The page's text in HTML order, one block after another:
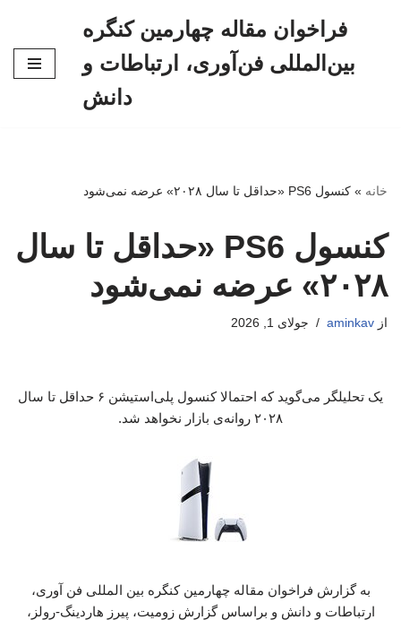
فراخوان مقاله چهارمین کنگره
بین‌المللی فن‌آوری، ارتباطات و
دانش
خانه » کنسول PS6 «حداقل تا سال ۲۰۲۸» عرضه نمی‌شود
کنسول PS6 «حداقل تا سال
۲۰۲۸» عرضه نمی‌شود
از aminkav جولای 1, 2026
یک تحلیلگر می‌گوید که احتمالا کنسول پلی‌استیشن ۶ حداقل تا سال
۲۰۲۸ روانه‌ی بازار نخواهد شد.
به گزارش فراخوان مقاله چهارمین کنگره بین المللی فن آوری،
ارتباطات و دانش و براساس گزارش زومیت، پیرز هاردینگ-رولز،